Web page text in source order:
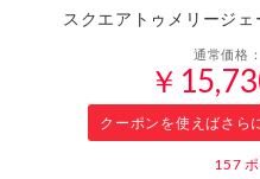
スクエアトゥメリージェ
通常価格
￥
クーポンを使えばさら
157